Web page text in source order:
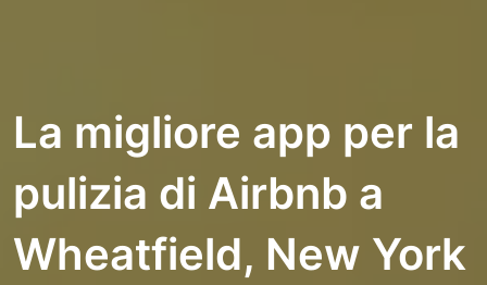
La migliore app per la
pulizia di Airbnb a
Wheatfield, New York